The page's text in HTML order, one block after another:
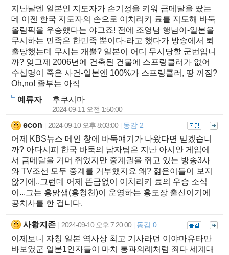
지난날엔 일본인 지도자가 손기정을 키워 금메달을 땄는
데 이젠 한국 지도자의 손으로 이치리키 료를 지도해 바둑
올림픽을 우승했다는 야그죠! 전에 조영남 행님이-일본을
무시하는 민족은 한민족 뿐이다-라고 했다가 방송에서 퇴
출당했는데 무시는 개뿔? 일본이 어디 무시당할 군번입니
까? 엊그제 2006년에 건축된 건물에 스프링클러가 없어
수십명이 죽은 사건-일본엔 100%가 스프링클러, 땅 꺼짐?
Oh,no! 졸부는 아직
예류자
후쿠시마
2024-09-11 오전 1:50:00
econ 2024-09-10 오후 8:03:00 동감 2
어제 KBS뉴스 메인 창에 바둑얘기가 나왔다면 믿겠습니
까? 아다시피 한국 바둑의 남자팀은 지난 아시안 게임에
서 금메달을 거머 쥐었지만 중계권을 쥐고 있는 방송3사
와 TV조선 모두 중계를 거부했지요 왜? 젊은이들이 보지
않기에..그런데 어제 뜬금없이 이치리키 료의 우승 소식
이...그는 홍맑샘(홍청천)이 운영하는 홍도장 출신이기에
공치사를 한 겁니다.
사황지존 2024-09-10 오후 7:20:00 동감 0
이제보니 자칭 일본 역사상 최고 기사라던 이야마유타만
바보였군 일본1인자들이 마치 통과의례처럼 죄다 세계대